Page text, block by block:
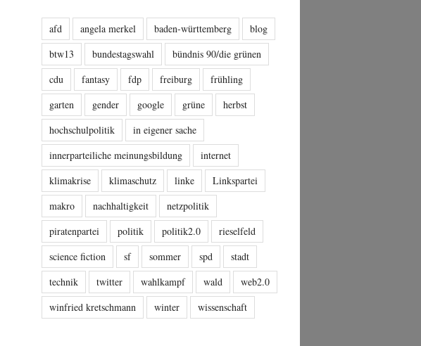
afd angela merkel baden-württemberg
blog
btw13
bundestagswahl
bündnis 90/die grünen
cdu
fantasy fdp freiburg
frühling
garten
gender google grüne
herbst
hochschulpolitik
in eigener sache
innerparteiliche meinungsbildung
internet
klimakrise
klimaschutz linke
Linkspartei
makro
nachhaltigkeit
netzpolitik
piratenpartei
politik politik2.0
rieselfeld
science fiction
sf sommer spd
stadt
technik
twitter wahlkampf wald
web2.0
winfried kretschmann
winter wissenschaft